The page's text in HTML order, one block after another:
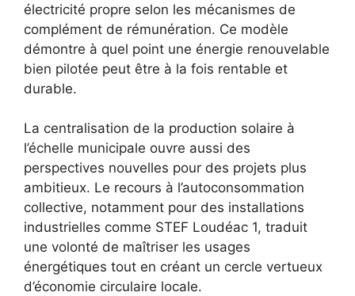
électricité propre selon les mécanismes de
complément de rémunération. Ce modèle
démontre à quel point une énergie renouvelable
bien pilotée peut être à la fois rentable et
durable.
La centralisation de la production solaire à
l’échelle municipale ouvre aussi des
perspectives nouvelles pour des projets plus
ambitieux. Le recours à l’autoconsommation
collective, notamment pour des installations
industrielles comme STEF Loudéac 1, traduit
une volonté de maîtriser les usages
énergétiques tout en créant un cercle vertueux
d’économie circulaire locale.